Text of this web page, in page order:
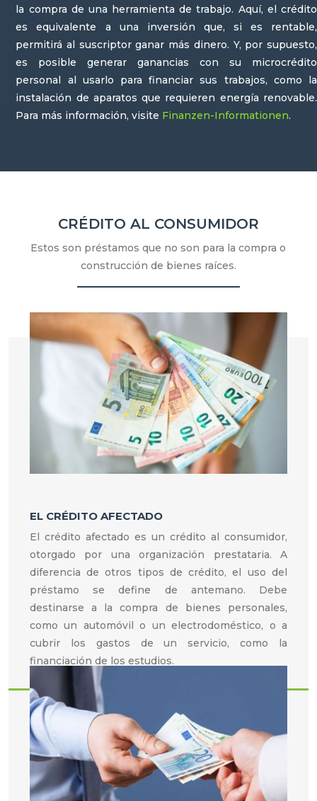
la compra de una herramienta de trabajo. Aquí, el crédito
es equivalente a una inversión que, si es rentable,
permitirá al suscriptor ganar más dinero. Y, por supuesto,
es posible generar ganancias con su microcrédito
personal al usarlo para financiar sus trabajos, como la
instalación de aparatos que requieren energía renovable.
Para más información, visite Finanzen-Informationen.
CRÉDITO AL CONSUMIDOR
Estos son préstamos que no son para la compra o
construcción de bienes raíces.
EL CRÉDITO AFECTADO
El crédito afectado es un crédito al consumidor,
otorgado por una organización prestataria. A
diferencia de otros tipos de crédito, el uso del
préstamo se define de antemano. Debe
destinarse a la compra de bienes personales,
como un automóvil o un electrodoméstico, o a
cubrir los gastos de un servicio, como la
financiación de los estudios.